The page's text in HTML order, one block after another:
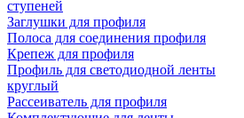
ступеней
Заглушки для профиля
Полоса для соединения профиля
Крепеж для профиля
Профиль для светодиодной ленты
круглый
Рассеиватель для профиля